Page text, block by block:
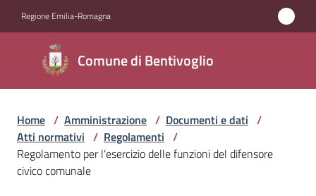
Regione Emilia-Romagna
Comune di Bentivoglio
Comune di
Bentivoglio
Amministrazione
Menu selezionato
Novità
Home / Amministrazione / Documenti e dati /
Atti normativi / Regolamenti /
Regolamento per l'esercizio delle funzioni del difensore
civico comunale